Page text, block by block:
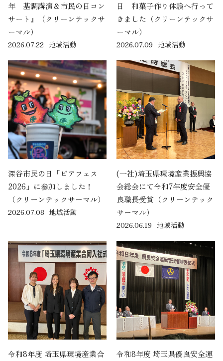
年 基調講演＆市民の日コン
サート』（クリーンテックサ
ーマル）
2026.07.22 地域活動
日 和菓子作り体験へ行って
きました（クリーンテックサ
ーマル）
2026.07.09 地域活動
深谷市民の日「ビアフェス
2026」に参加しました！
（クリーンテックサーマル）
2026.07.08 地域活動
(一社)埼玉県環境産業振興協
会総会にて令和7年度安全優
良職長受賞（クリーンテック
サーマル）
2026.06.19 地域活動
令和8年度 埼玉県環境産業合
令和8年度 埼玉県優良安全運